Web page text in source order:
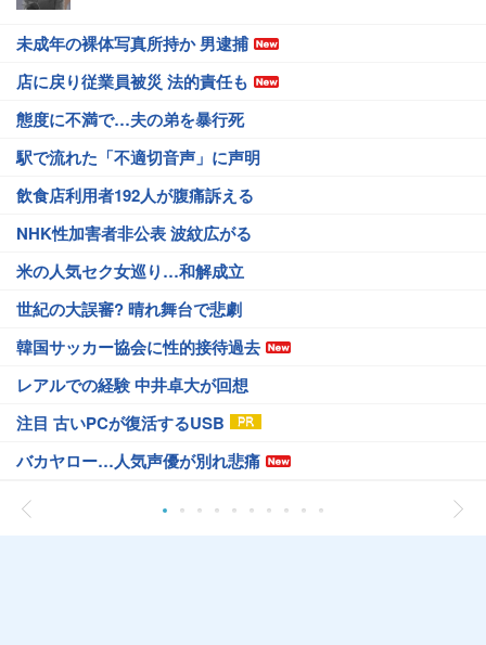
未成年の裸体写真所持か 男逮捕
店に戻り従業員被災 法的責任も
態度に不満で…夫の弟を暴行死
駅で流れた「不適切音声」に声明
飲食店利用者192人が腹痛訴える
NHK性加害者非公表 波紋広がる
米の人気セク女巡り…和解成立
世紀の大誤審? 晴れ舞台で悲劇
韓国サッカー協会に性的接待過去
レアルでの経験 中井卓大が回想
注目 古いPCが復活するUSB
バカヤロー…人気声優が別れ悲痛